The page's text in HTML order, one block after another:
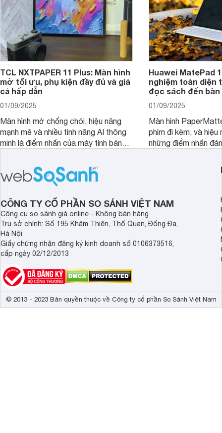
TCL NXTPAPER 11 Plus: Màn hình
mờ tối ưu, phụ kiện đầy đủ và giá
cả hấp dẫn
01/09/2025
Màn hình mờ chống chói, hiệu năng
mạnh mẽ và nhiều tính năng AI thông
minh là điểm nhấn của máy tính bảng
đáng chú ý trong phân khúc tầm
trung.
Huawei MatePad
nghiệm toàn diện
đọc sách đến
01/09/2025
Màn hình
phím đi kèm, và hiệu
những điểm nhấn
máy tính bảng
đọc sách và làm
CÔNG TY CỔ PHẦN SO SÁNH VIỆT NAM
Công cụ so sánh giá online - Không bán hàng
Trụ sở chính: Số 195 Khâm Thiên, Thổ Quan, Đống Đa,
Hà Nội
Giấy chứng nhận đăng ký kinh doanh số 0106373516,
cấp ngày 02/12/2013
© 2013 - 2023 Bản quyền thuộc về Công ty cổ phần So Sánh Việt Nam